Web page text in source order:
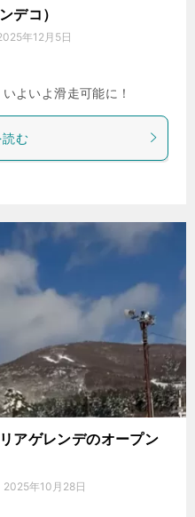
デコ）
年12月5日
よいよ滑走可能に！
読む
アゲレンデのオープン
2025年10月28日